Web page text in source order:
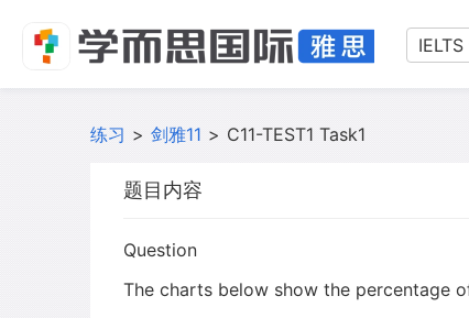
IELTS
练习 > 剑雅11 > C11-TEST1 Task1
题目内容
Question
The charts below show the percentage